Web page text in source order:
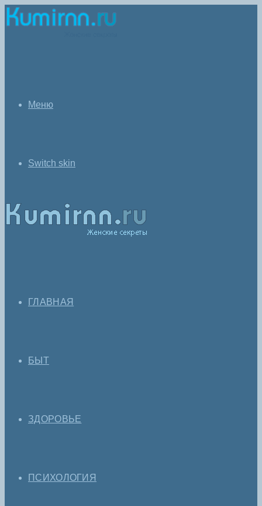
Меню
Switch skin
ГЛАВНАЯ
БЫТ
ЗДОРОВЬЕ
ПСИХОЛОГИЯ